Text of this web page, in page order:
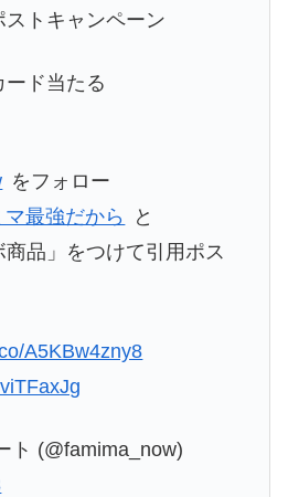
トキャンペーン
ド当たる
をフォロー
最強だから
と
商品」をつけて引用ポス
A5KBw4zny8
(@famima_now)